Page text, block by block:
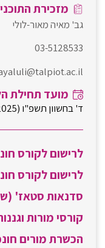
מזכירת
גב' מאיה מאור-לולי
03-5128533
מועד תחילת
ד' בחשוון תשפ"ו (26.10.2025)
לרישום לקורס
לרישום לקורס
סדנאות סטאז'
קורסי מורות
הכשרת מורים